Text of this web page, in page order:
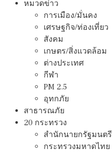
หมวดข่าว
การเมือง/มั่นคง
เศรษฐกิจ/ท่องเที่ยว
สังคม
เกษตร/สิ่งแวดล้อม
ต่างประเทศ
กีฬา
PM 2.5
อุทกภัย
สาธารณภัย
20 กระทรวง
สํานักนายกรัฐมนตรี
กระทรวงมหาดไทย